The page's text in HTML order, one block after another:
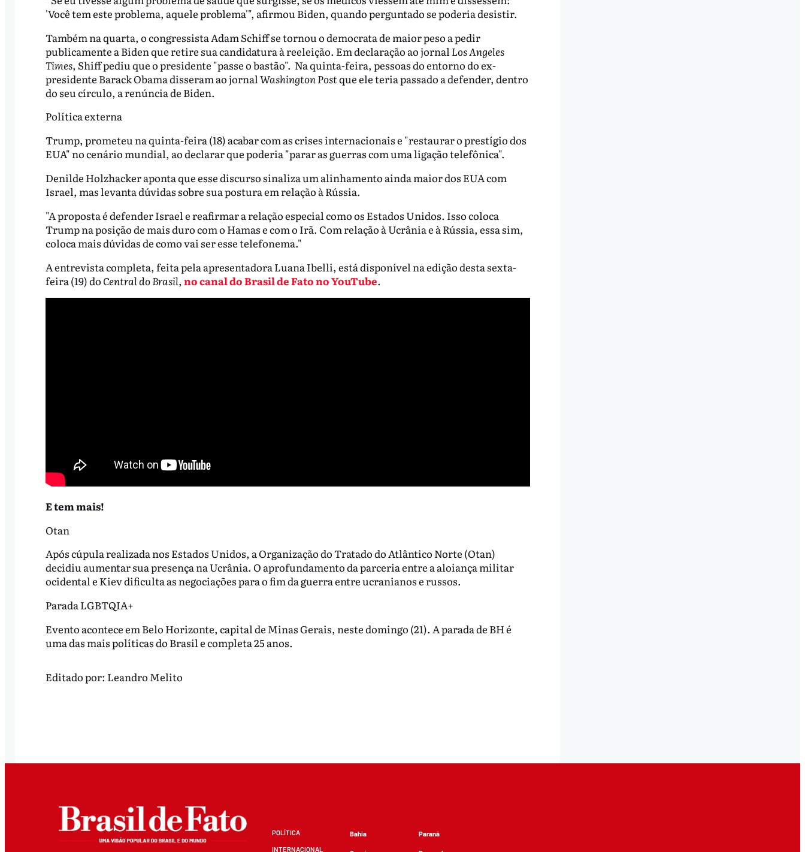
'Você tem este problema, aquele problema'", afirmou Biden, quando perguntado se poderia desistir.
Também na quarta, o congressista Adam Schiff se tornou o democrata de maior peso a pedir
publicamente a Biden que retire sua candidatura à reeleição. Em declaração ao jornal Los Angeles
Times, Shiff pediu que o presidente "passe o bastão". Na quinta-feira, pessoas do entorno do ex-
presidente Barack Obama disseram ao jornal Washington Postque ele teria passado a defender, dentro
do seu círculo, a renúncia de Biden.
Política externa
Trump, prometeu na quinta-feira (18) acabar com as crises internacionais e "restaurar o prestígio dos
EUA" no cenário mundial, ao declarar que poderia "parar as guerras com uma ligação telefônica".
Denilde Holzhacker aponta que esse discurso sinaliza um alinhamento ainda maior dos EUA com
Israel, mas levanta dúvidas sobre sua postura em relação à Rússia.
"A proposta é defender Israel e reafirmar a relação especial como os Estados Unidos. Isso coloca
Trump na posição de mais duro com o Hamas e com o Irã. Com relação à Ucrânia e à Rússia, essa sim,
coloca mais dúvidas de como vai ser esse telefonema."
A entrevista completa, feita pela apresentadora Luana Ibelli, está disponível na edição desta sexta-
feira (19) do Central do Brasil, no canal do Brasil de Fato no YouTube.
E tem mais!
Otan
Após cúpula realizada nos Estados Unidos, a Organização do Tratado do Atlântico Norte (Otan)
decidiu aumentar sua presença na Ucrânia. O aprofundamento da parceria entre a aloiança militar
ocidental e Kiev dificulta as negociações para o fim da guerra entre ucranianos e russos.
Parada LGBTQIA+
Evento acontece em Belo Horizonte, capital de Minas Gerais, neste domingo (21). A parada de BH é
uma das mais políticas do Brasil e completa 25 anos.
Editado por: Leandro Melito
POLÍTICA
INTERNACIONAL
Bahia Paraná